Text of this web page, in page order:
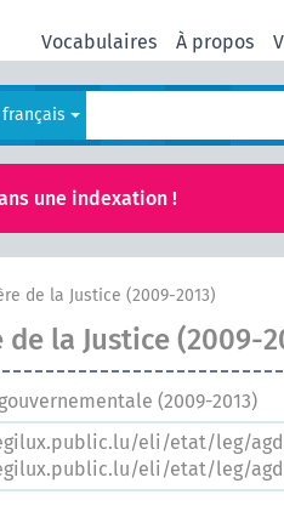
Vocabulaires À propos
français
une indexation !
de la Justice (2009-2013)
la Justice (2009-
(2009-2013)
eli/etat/leg/
eli/etat/leg/